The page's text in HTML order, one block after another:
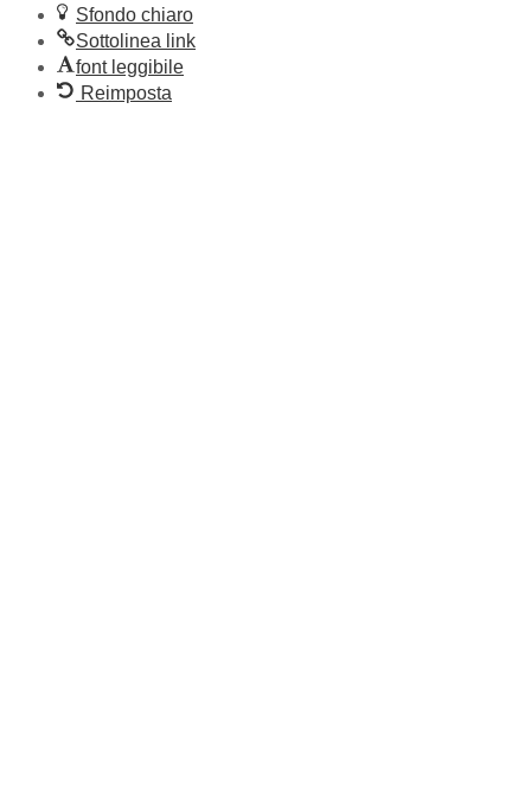
Sfondo chiaro
Sottolinea link
font leggibile
Reimposta